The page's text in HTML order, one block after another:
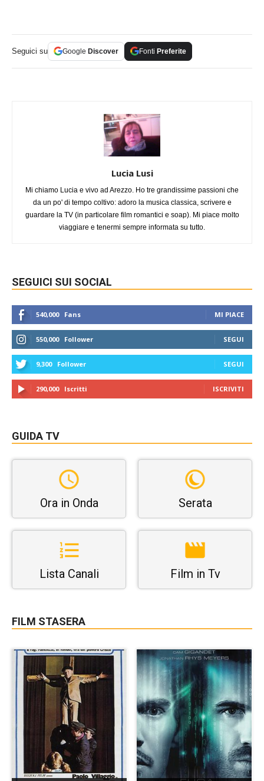
Seguici su Google Discover Fonti Preferite
Lucia Lusi
Mi chiamo Lucia e vivo ad Arezzo. Ho tre grandissime passioni che
da un po' di tempo coltivo: adoro la musica classica, scrivere e
guardare la TV (in particolare film romantici e soap). Mi piace molto
viaggiare e tenermi sempre informata su tutto.
SEGUICI SUI SOCIAL
540,000 Fans MI PIACE
550,000 Follower SEGUI
9,300 Follower SEGUI
290,000 Iscritti ISCRIVITI
GUIDA TV
Ora in Onda Serata
Lista Canali Film in Tv
FILM STASERA